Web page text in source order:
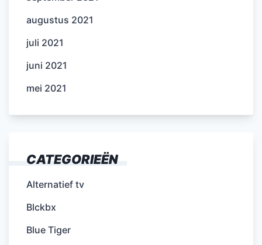
augustus 2021
juli 2021
juni 2021
mei 2021
CATEGORIEËN
Alternatief tv
Blckbx
Blue Tiger